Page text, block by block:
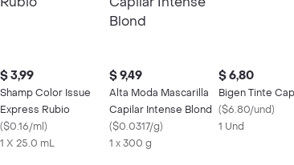
$ 3,99
Shamp Color Issue
Express Rubio
($0.16/ml)
1 X 25.0 mL
$ 9,49
Alta Moda Mascarilla
Capilar Intense Blond
($0.0317/g)
1 x 300 g
$ 6,80
Bigen Tinte
($6.80/und)
1 Und